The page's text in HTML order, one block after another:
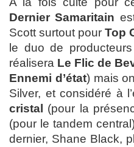
Dernier Samaritain
Scott surtout pourTop
le duo de
réalisera Le Flic de
Ennemi d’état) mais
Silver, et considéré à
cristal
(pour la
(pour le tandem
dernier, Shane Black,